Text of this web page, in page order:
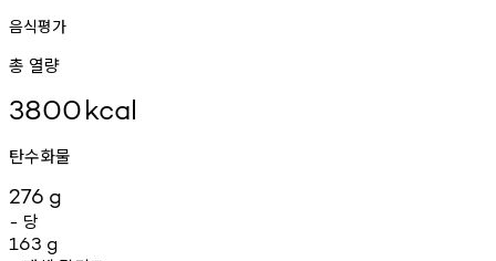
음식평가
총 열량
3800kcal
탄수화물
276 g
- 당
163 g